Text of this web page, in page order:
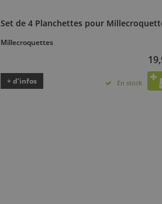
Set de 4 Planchettes pour
Millecroquettes
+ d’infos En stock